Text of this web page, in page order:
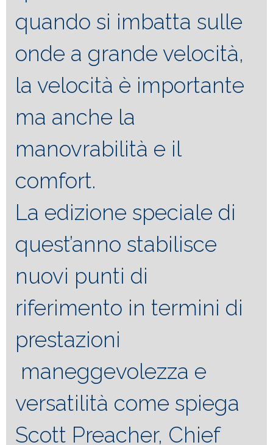
quando si imbatta sulle
onde a grande velocità,
la velocità è importante
ma anche la
manovrabilità e il
comfort.
La edizione speciale di
quest’anno stabilisce
nuovi punti di
riferimento in termini di
prestazioni
maneggevolezza e
versatilità come spiega
Scott Preacher, Chief